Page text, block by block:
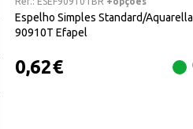
Espelho Simples Standard/Aquarella
90910T Efapel
0,62€